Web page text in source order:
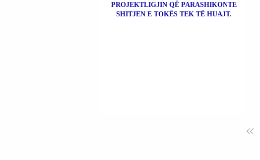
PROJEKTLIGJIN QË PARASHIKONTE
SHITJEN E TOKËS TEK TË HUAJT.